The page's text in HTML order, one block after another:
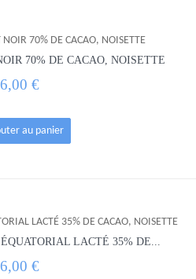
70% DE CACAO, NOISETTE
6,00 €
au panier
LACTÉ 35% DE...
6,00 €